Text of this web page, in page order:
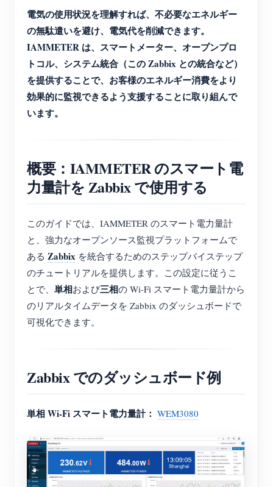
電気の使用状況を理解すれば、不必要なエネルギー
の無駄遣いを避け、電気代を削減できます。
IAMMETER は、スマートメーター、オープンプロ
トコル、システム統合（この Zabbix との統合など）
を提供することで、お客様のエネルギー消費をより
効果的に監視できるよう支援することに取り組んで
います。
概要：IAMMETER のスマート電
力量計を Zabbix で使用する
このガイドでは、IAMMETER のスマート電力量計
と、強力なオープンソース監視プラットフォームで
ある Zabbix を統合するためのステップバイステップ
のチュートリアルを提供します。この設定に従うこ
とで、 単相および三相の Wi-Fi スマート電力量計から
のリアルタイムデータを Zabbix のダッシュボードで
可視化できます。
Zabbix でのダッシュボード例
単相 Wi-Fi スマート電力量計： WEM3080